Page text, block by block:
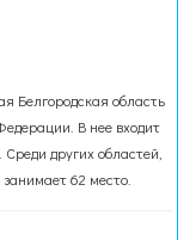
Белгородская область
В нее входит
других областей,
62 место.